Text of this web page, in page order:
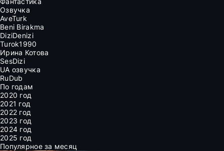
Озвучка
AveTurk
Beni Birakma
DiziDenizi
Turok1990
Ирина Котова
SesDizi
UA озвучка
RuDub
По годам
2020 год
2021 год
2022 год
2023 год
2024 год
2025 год
Популярное за месяц